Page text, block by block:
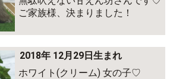
ご家族様、決まりました！
2018年 12月29日生まれ
ホワイト(クリーム) 女の子♡